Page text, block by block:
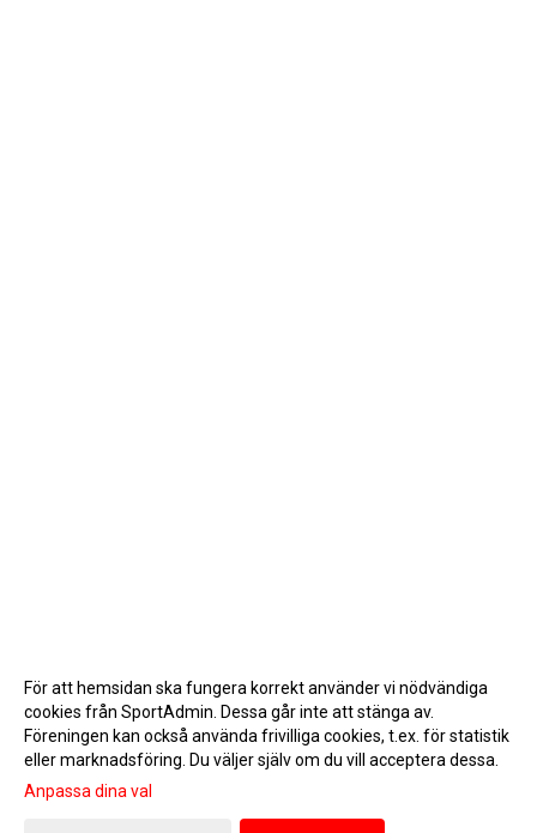
Gå till Webbversion
För att hemsidan ska fungera korrekt använder vi nödvändiga
cookies från SportAdmin. Dessa går inte att stänga av.
Föreningen kan också använda frivilliga cookies, t.ex. för statistik
eller marknadsföring. Du väljer själv om du vill acceptera dessa.
Anpassa dina val